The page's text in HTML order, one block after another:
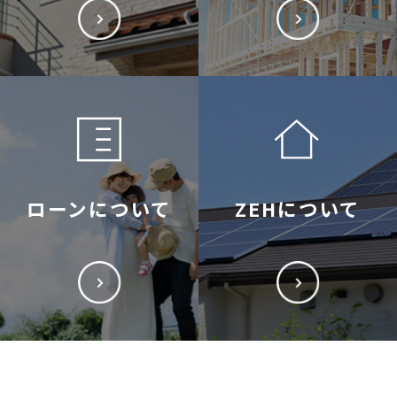
ローンについて ZEHについて